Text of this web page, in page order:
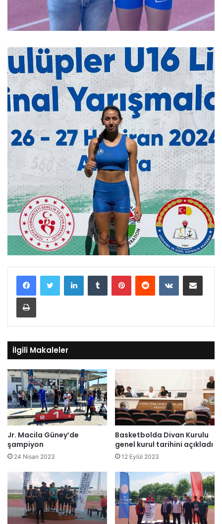
LinkedInTumblr PinterestReddit VKontakteE-Posta ile paylaş
Yazdır
İlgili Makaleler
Jr. Macila Güney’de
şampiyon
24 Nisan 2023
Basketbolda Divan Kurulu
genel kurul tarihini açıkladı
12 Eylül 2023